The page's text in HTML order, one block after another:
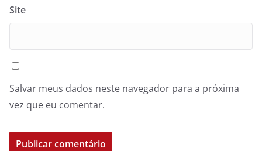
Site
Salvar meus dados neste navegador para a próxima
vez que eu comentar.